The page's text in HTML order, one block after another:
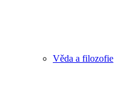
Věda a filozofie